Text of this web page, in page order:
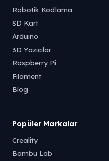
Robotik Kodlama
SD Kart
Arduino
3D Yazıcılar
Raspberry Pi
Filament
Blog
Popüler Markalar
Creality
Bambu Lab